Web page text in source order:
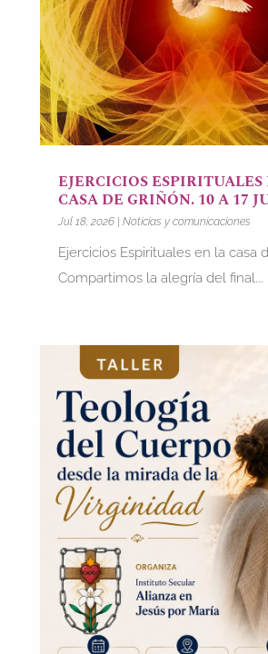
EJERCICIOS ESPIRITUALES
CASA DE GRIÑÓN. 10 A 17
Jul 18, 2026| Noticias y comunicaciones
Ejercicios Espirituales en la casa
Compartimos la alegría del final...